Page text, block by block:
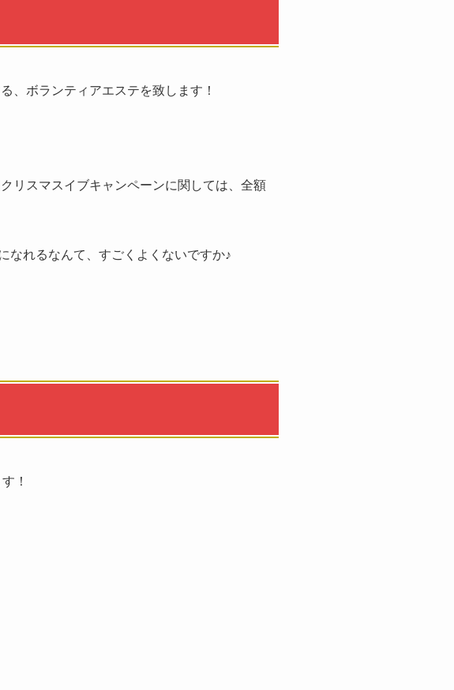
、ボランティアエステを致します！
リスマスイブキャンペーンに関しては、全額
なれるなんて、すごくよくないですか♪
！